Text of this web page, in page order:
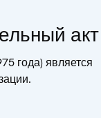
акт
года) является